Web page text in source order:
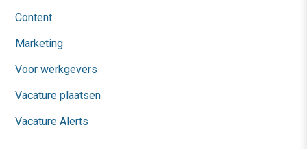
Content
Marketing
Voor werkgevers
Vacature plaatsen
Vacature Alerts